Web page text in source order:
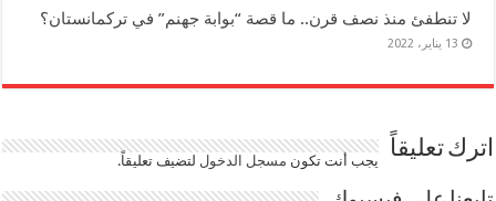
لا تنطفئ منذ نصف قرن.. ما قصة “بوابة جهنم” في تركمانستان؟
13 يناير، 2022
اترك تعليقاً يجب أنت تكون مسجل الدخوللتضيف تعليقاً.